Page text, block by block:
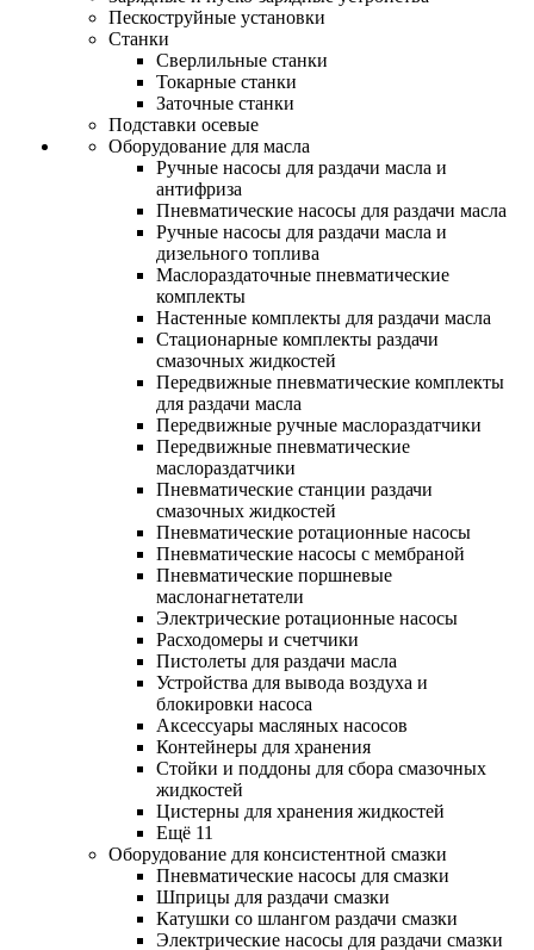
Пескоструйные установки
Станки
Сверлильные станки
Токарные станки
Заточные станки
Подставки осевые
Оборудование для масла
Ручные насосы для раздачи масла и
антифриза
Пневматические насосы для раздачи масла
Ручные насосы для раздачи масла и
дизельного топлива
Маслораздаточные пневматические
комплекты
Настенные комплекты для раздачи масла
Стационарные комплекты раздачи
смазочных жидкостей
Передвижные пневматические комплекты
для раздачи масла
Передвижные ручные маслораздатчики
Передвижные пневматические
маслораздатчики
Пневматические станции раздачи
смазочных жидкостей
Пневматические ротационные насосы
Пневматические насосы с мембраной
Пневматические поршневые
маслонагнетатели
Электрические ротационные насосы
Расходомеры и счетчики
Пистолеты для раздачи масла
Устройства для вывода воздуха и
блокировки насоса
Аксессуары масляных насосов
Контейнеры для хранения
Стойки и поддоны для сбора смазочных
жидкостей
Цистерны для хранения жидкостей
Ещё 11
Оборудование для консистентной смазки
Пневматические насосы для смазки
Шприцы для раздачи смазки
Катушки со шлангом раздачи смазки
Электрические насосы для раздачи смазки